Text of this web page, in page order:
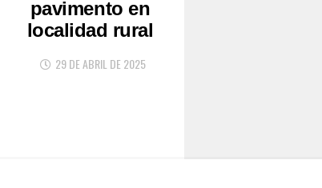
pavimento en
localidad rural
29 DE ABRIL DE 2025